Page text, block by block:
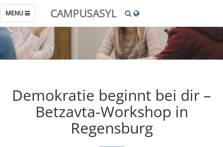
TOGGLE
NAVIGATION
MENU CAMPUSASYL
Demokratie beginnt bei dir –
Betzavta-Workshop in
Regensburg